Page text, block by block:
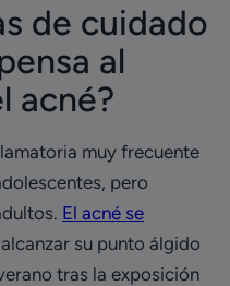
de cuidado
al
acné?
muy frecuente
pero
El acné se
su punto álgido
tras la exposición